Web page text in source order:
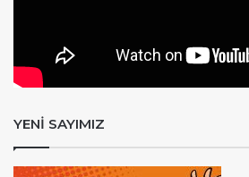
YENİ SAYIMIZ